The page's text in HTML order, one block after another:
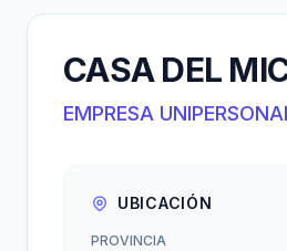
CASA DEL
EMPRESA
UBICACIÓN
PROVINCIA